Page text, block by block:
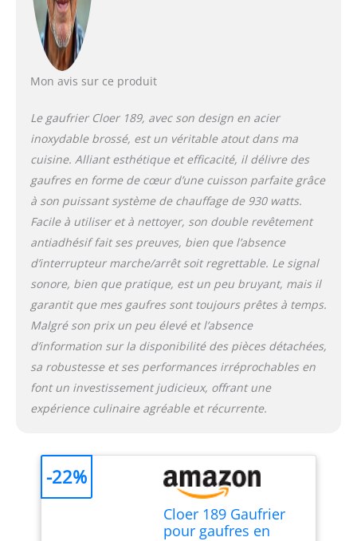
Mon avis sur ce produit
Le gaufrier Cloer 189, avec son design en acier
inoxydable brossé, est un véritable atout dans ma
cuisine. Alliant esthétique et efficacité, il délivre des
gaufres en forme de cœur d’une cuisson parfaite grâce
à son puissant système de chauffage de 930 watts.
Facile à utiliser et à nettoyer, son double revêtement
antiadhésif fait ses preuves, bien que l’absence
d’interrupteur marche/arrêt soit regrettable. Le signal
sonore, bien que pratique, est un peu bruyant, mais il
garantit que mes gaufres sont toujours prêtes à temps.
Malgré son prix un peu élevé et l’absence
d’information sur la disponibilité des pièces détachées,
sa robustesse et ses performances irréprochables en
font un investissement judicieux, offrant une
expérience culinaire agréable et récurrente.
Cloer 189 Gaufrier
pour gaufres en
-22%